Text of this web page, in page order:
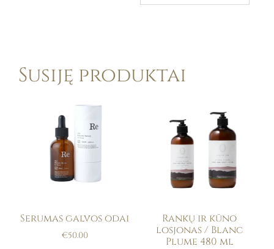
Susiję produktai
Serumas galvos odai
€50.00
Rankų ir kūno
losjonas / Blanc
Plume 480 ml